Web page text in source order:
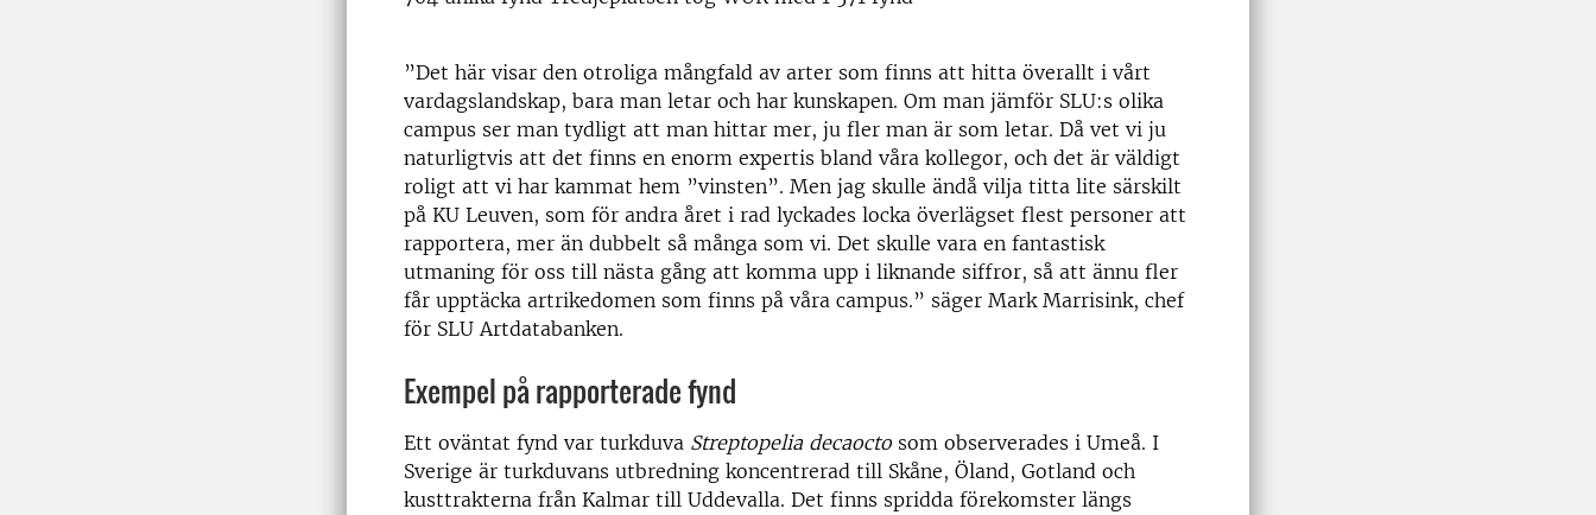
”Det här visar den otroliga mångfald av arter som finns att hitta överallt i vårt
vardagslandskap, bara man letar och har kunskapen. Om man jämför SLU:s olika
campus ser man tydligt att man hittar mer, ju fler man är som letar. Då vet vi ju
naturligtvis att det finns en enorm expertis bland våra kollegor, och det är väldigt
roligt att vi har kammat hem ”vinsten”. Men jag skulle ändå vilja titta lite särskilt
på KU Leuven, som för andra året i rad lyckades locka överlägset flest personer att
rapportera, mer än dubbelt så många som vi. Det skulle vara en fantastisk
utmaning för oss till nästa gång att komma upp i liknande siffror, så att ännu fler
får upptäcka artrikedomen som finns på våra campus.” säger Mark Marrisink, chef
för SLU Artdatabanken.
Exempel på rapporterade fynd
Ett oväntat fynd var turkduva Streptopelia decaoctosom observerades i Umeå. I
Sverige är turkduvans utbredning koncentrerad till Skåne, Öland, Gotland och
kusttrakterna från Kalmar till Uddevalla. Det finns spridda förekomster längs